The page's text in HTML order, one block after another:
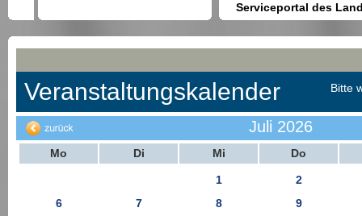
Serviceportal des
Berlin
Anmeldung bei Ämtern usw.
Veranstaltungskalender Bitte
Juli 2026
Mo Di Mi Do
1
2
6
7 8
9